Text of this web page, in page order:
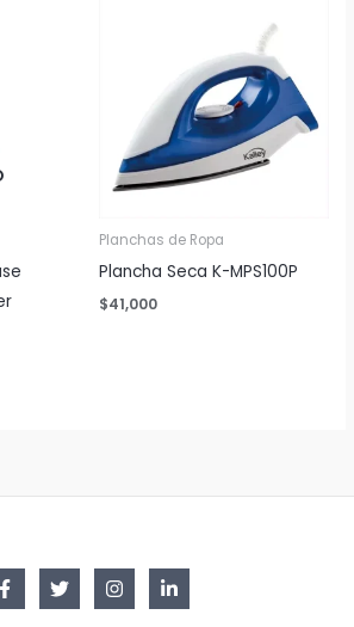
Planchas de Ropa
Plancha Seca K-MPS100P
$41,000